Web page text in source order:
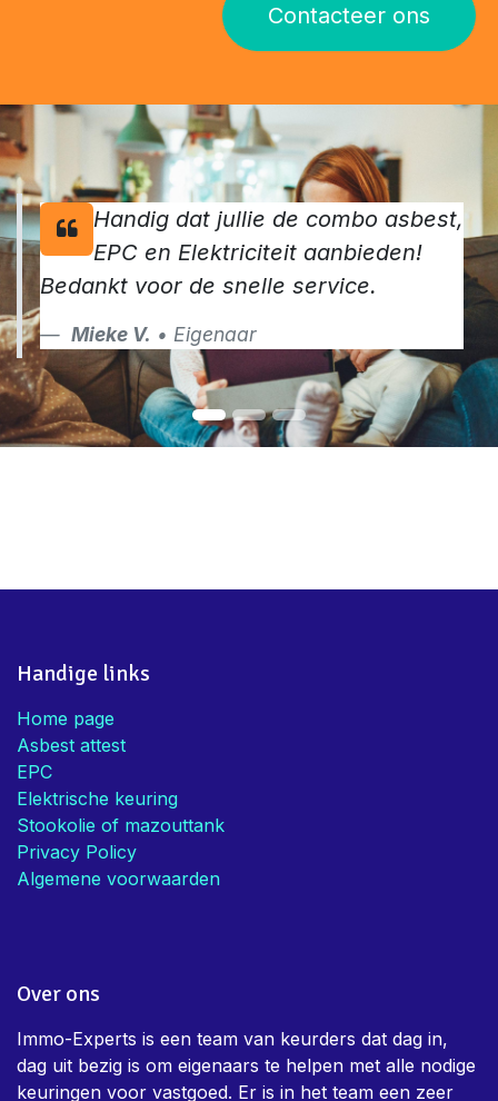
Contacteer ons
Handig dat jullie de combo asbest,
EPC en Elektriciteit aanbieden!
Bedankt voor de snelle service.
Mieke V. • Eigenaar
Handige links
Home page
Asbest attest
EPC
Elektrische keuring
Stookolie of mazouttank
Privacy Policy
Algemene voorwaarden
Over ons
Immo-Experts is een team van keurders dat dag in,
dag uit bezig is om eigenaars te helpen met alle nodige
keuringen voor vastgoed. Er is in het team een zeer